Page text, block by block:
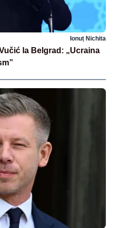
Ionuț Nichita
la Belgrad: „Ucraina